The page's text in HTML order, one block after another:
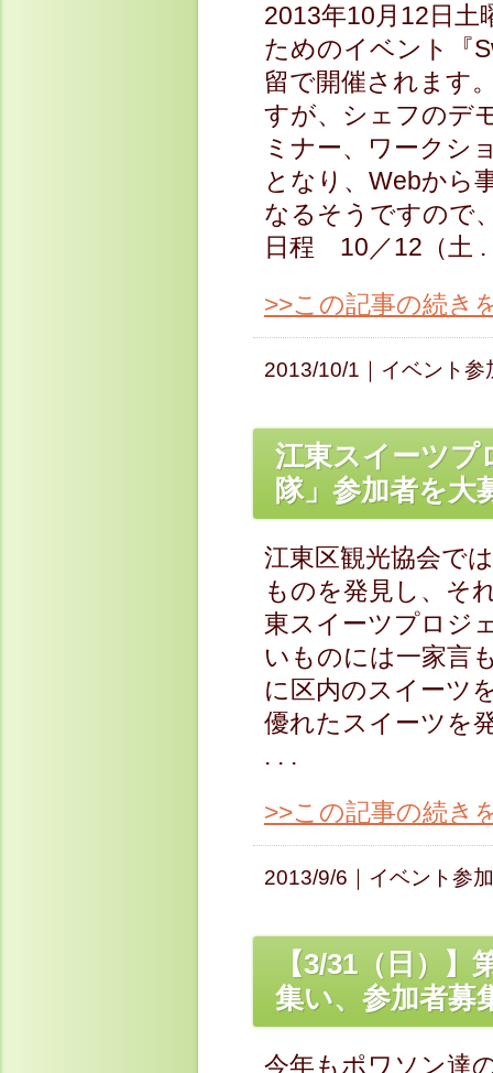
2013年10月12日土
ためのイベント『
留で開催されます
すが、シェフのデ
ミナー、ワークシ
となり、Webから
なるそうですので
日程 10／12（土 .
>>この記事の続き
2013/10/1｜ イベント参
江東スイーツプ
隊」参加者を大
江東区観光協会で
ものを発見し、そ
東スイーツプロジ
いものには一家言
に区内のスイーツ
優れたスイーツを
. . .
>>この記事の続き
2013/9/6｜ イベント参
【3/31（日）
集い、参加者募
今年もポワソン達